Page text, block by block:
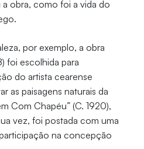
obra, como foi a vida do
por exemplo, a obra
foi escolhida para
do artista cearense
as paisagens naturais da
Com Chapéu” (C. 1920),
vez, foi postada com uma
na concepção